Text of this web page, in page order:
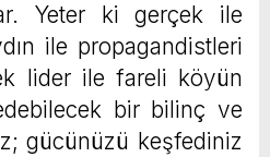
Yeter ki gerçek ile
ile propagandistleri
lider ile fareli köyün
bir bilinç ve
gücünüzü keşfediniz